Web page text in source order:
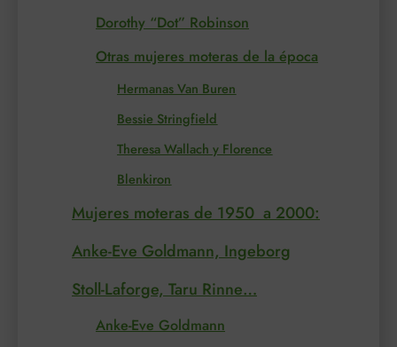
Dorothy “Dot” Robinson
Otras mujeres moteras de la época
Hermanas Van Buren
Bessie Stringfield
Theresa Wallach y Florence
Blenkiron
Mujeres moteras de 1950 a 2000:
Anke-Eve Goldmann, Ingeborg
Stoll-Laforge, Taru Rinne…
Anke-Eve Goldmann